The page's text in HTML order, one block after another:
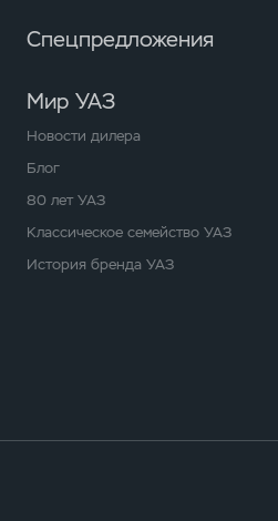
Спецпредложения
Мир УАЗ
Новости дилера
Блог
80 лет УАЗ
Классическое семейство УАЗ
История бренда УАЗ